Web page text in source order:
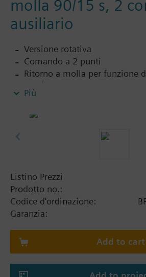
molla 90/15 s, 2
ausiliario
Versione rotativa
Comando a 2 punti
Ritorno a molla per funzione
Unità di controllo temperatura
Contatti ausiliari a taratura
Esecuzione in metallo con
in alluminio pressofuso
Summary
* Temperatura max. 72 °C Tf1
max. 72 °C Tf2 interno canale
Più
Listino Prezzi
Prodotto no.:
Codice d'ordinazione:
Garanzia:
Add to cart